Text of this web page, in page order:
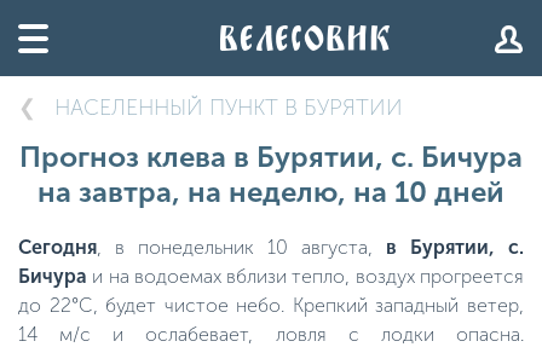
НАСЕЛЕННЫЙ ПУНКТ В БУРЯТИИ
Прогноз клева в Бурятии, с. Бичура
на завтра, на неделю, на 10 дней
Сегодня, в понедельник 10 августа, в Бурятии, с.
Бичура и на водоемах вблизи тепло, воздух прогреется
до 22°C, будет чистое небо. Крепкий западный ветер,
14 м/с и ослабевает, ловля с лодки опасна.